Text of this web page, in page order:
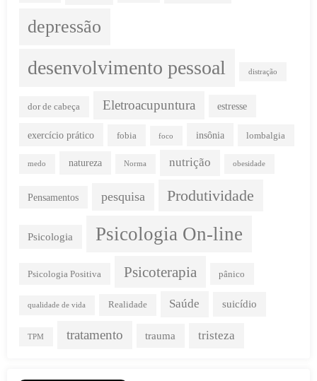
depressão
desenvolvimento pessoal distração
dor de cabeça Eletroacupuntura estresse
exercício prático fobia foco insônia lombalgia
medo natureza Norma nutrição obesidade
Pensamentos pesquisa Produtividade
Psicologia Psicologia On-line
Psicologia Positiva Psicoterapia pânico
qualidade de vida Realidade Saúde suicídio
TPM tratamento trauma tristeza